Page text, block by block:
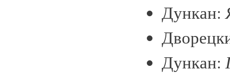
Дункан:
Дункан: